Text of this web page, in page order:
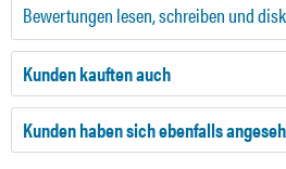
Bewertungen lesen, schreiben und
Kunden kauften auch
Kunden haben sich ebenfalls